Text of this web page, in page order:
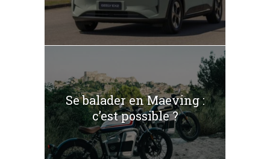
Se balader en Maeving :
c’est possible ?